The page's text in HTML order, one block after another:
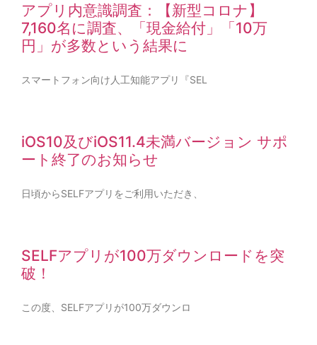
アプリ内意識調査：【新型コロナ】
7,160名に調査、「現金給付」「10万
円」が多数という結果に
スマートフォン向け人工知能アプリ『SEL
iOS10及びiOS11.4未満バージョン サポ
ート終了のお知らせ
日頃からSELFアプリをご利用いただき、
SELFアプリが100万ダウンロードを突
破！
この度、SELFアプリが100万ダウンロ